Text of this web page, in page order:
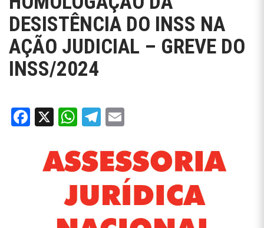
DESISTÊNCIA DO INSS NA
AÇÃO JUDICIAL – GREVE DO
INSS/2024
Facebook
X WhatsApp
Telegram